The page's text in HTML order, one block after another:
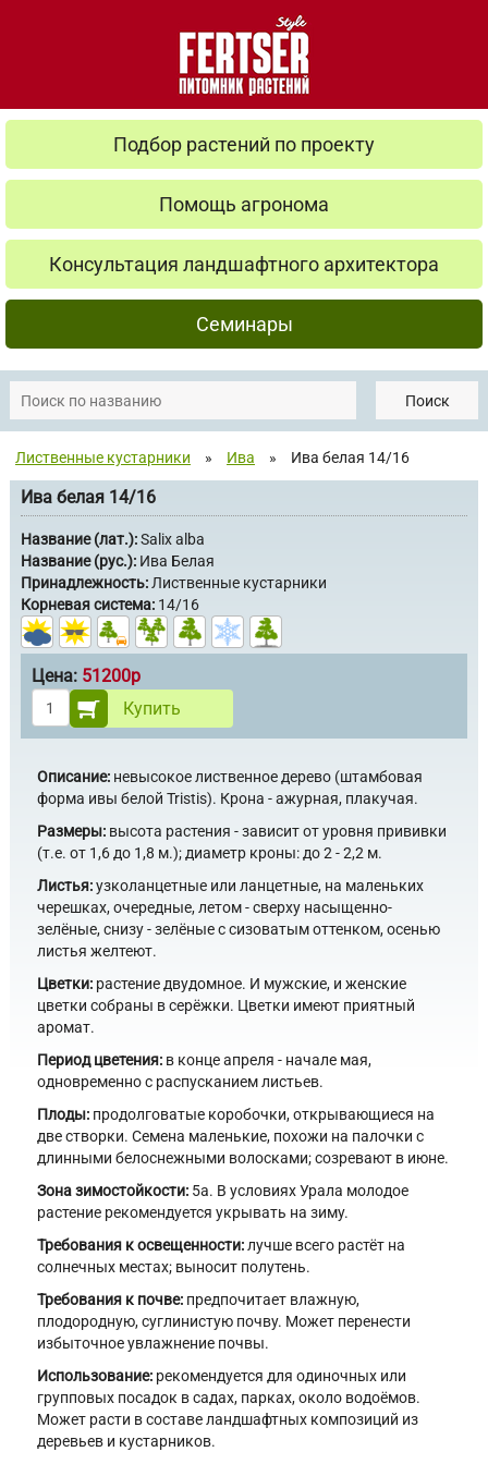
Подбор растений по проекту
Помощь агронома
Консультация ландшафтного архитектора
Семинары
Поиск
Лиственные кустарники » Ива » Ива белая 14/16
Ива белая 14/16
Название (лат.):Salix alba
Название (рус.): Ива Белая
Принадлежность:Лиственные кустарники
Корневая система: 14/16
Цена: 51200р
Купить
Описание: невысокое лиственное дерево (штамбовая
форма ивы белой Tristis). Крона - ажурная, плакучая.
Размеры: высота растения - зависит от уровня прививки
(т.е. от 1,6 до 1,8 м.); диаметр кроны: до 2 - 2,2 м.
Листья:узколанцетные или ланцетные, на маленьких
черешках, очередные, летом - сверху насыщенно-
зелёные, снизу - зелёные с сизоватым оттенком, осенью
листья желтеют.
Цветки: растение двудомное. И мужские, и женские
цветки собраны в серёжки. Цветки имеют приятный
аромат.
Период цветения: в конце апреля - начале мая,
одновременно с распусканием листьев.
Плоды: продолговатые коробочки, открывающиеся на
две створки. Семена маленькие, похожи на палочки с
длинными белоснежными волосками; созревают в июне.
Зона зимостойкости: 5а. В условиях Урала молодое
растение рекомендуется укрывать на зиму.
Требования к освещенности:лучше всего растёт на
солнечных местах; выносит полутень.
Требования к почве: предпочитает влажную,
плодородную, суглинистую почву. Может перенести
избыточное увлажнение почвы.
Использование: рекомендуется для одиночных или
групповых посадок в садах, парках, около водоёмов.
Может расти в составе ландшафтных композиций из
деревьев и кустарников.